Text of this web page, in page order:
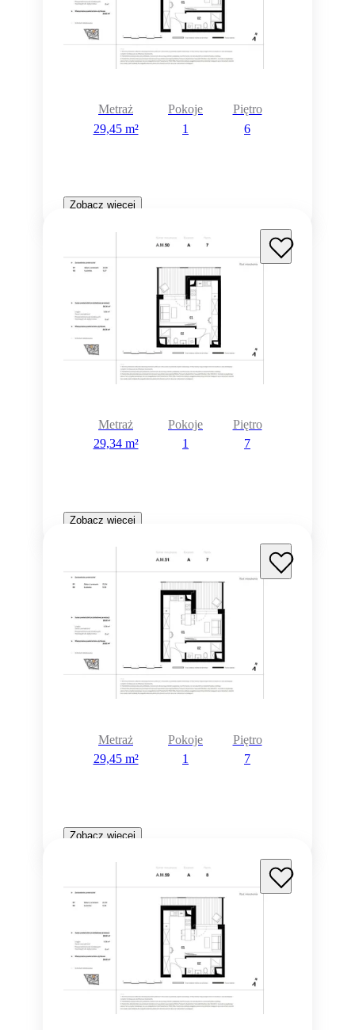
Metraż
29,45 m²
Pokoje
1
Piętro
6
Zobacz więcej
Metraż
29,34 m²
Pokoje
1
Piętro
7
Zobacz więcej
Metraż
29,45 m²
Pokoje
1
Piętro
7
Zobacz więcej